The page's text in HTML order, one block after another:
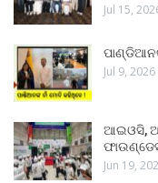
Jul 15,
Jul 9, 2026
ଆଇଓସି,
Jun 19,